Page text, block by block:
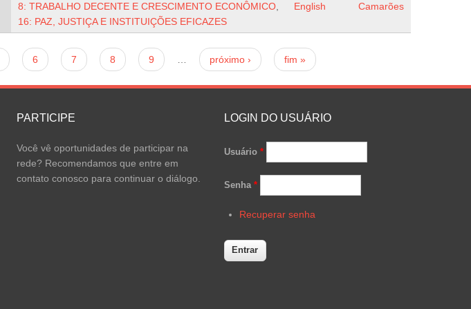
8: TRABALHO DECENTE E CRESCIMENTO ECONÔMICO
16: PAZ, JUSTIÇA E INSTITUIÇÕES EFICAZES
English Camarões
6 7 8 9 próximo › fim »
PARTICIPE
Você vê oportunidades de participar na
rede? Recomendamos que entre em
contato conosco para continuar o diálogo.
LOGIN DO USUÁRIO
Usuário *
Senha *
Recuperar senha